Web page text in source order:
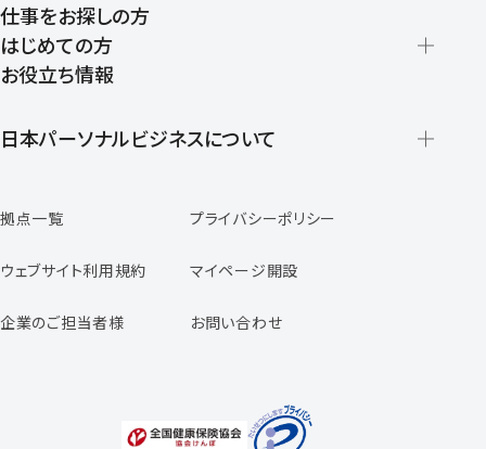
仕事をお探しの方
はじめての方
登録から就業開始までの流れ
お役立ち情報
日本パーソナルビジネスについて
スタッフの声
専任コンサルタントの声
福利厚生のご案内
拠点一覧 プライバシーポリシー
ウェブサイト利用規約 マイページ開設
企業のご担当者様 お問い合わせ